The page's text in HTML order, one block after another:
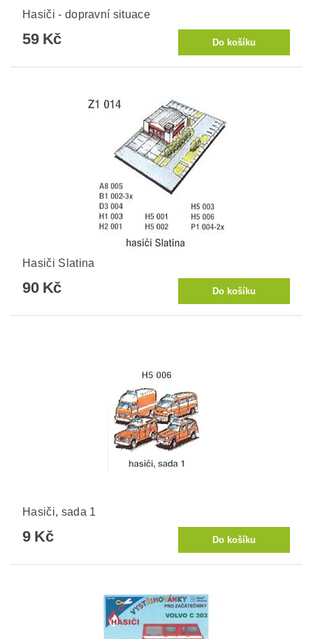
Hasiči - dopravní situace
59 Kč
Hasiči Slatina
90 Kč
Hasiči, sada 1
9 Kč